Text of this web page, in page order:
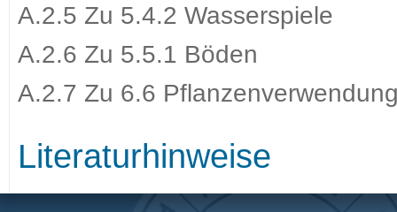
A.2.5 Zu 5.4.2 Wasserspiele
A.2.6 Zu 5.5.1 Böden
A.2.7 Zu 6.6
Literaturhinweise